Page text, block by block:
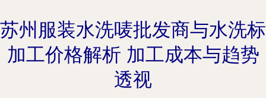
苏州服装水洗唛批发商与水洗标
加工价格解析 加工成本与趋势
透视